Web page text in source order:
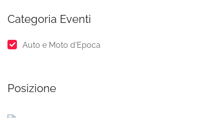
Categoria Eventi
Auto e Moto d'Epoca
Posizione